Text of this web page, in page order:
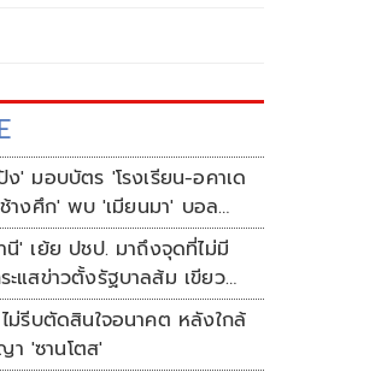
ง' มอบบัตร 'โรงเรียน-อคาเด
างศึก' พบ 'เมียนมา' บอล
' เย้ย ปชป. มาถึงจุดที่ไม่มี
ะแสข่าวตั้งรัฐบาลส้ม เขียว
ม่มีฟ้าเลย
ม่รีบตัดสินใจอนาคต หลังใกล้
'ซานโตส'